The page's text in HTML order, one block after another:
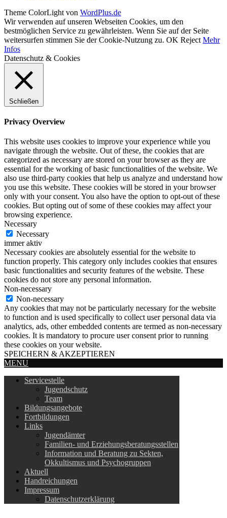
Theme ColorLight von WordPlus.de
Wir verwenden auf unseren Webseiten Cookies, um den
bestmöglichen Service zu gewährleisten. Wenn Sie auf der Seite
weitersurfen stimmen Sie der Cookie-Nutzung zu. OK Reject Mehr
Infos
Datenschutz & Cookies
Schließen
Privacy Overview
This website uses cookies to improve your experience while you
navigate through the website. Out of these, the cookies that are
categorized as necessary are stored on your browser as they are
essential for the working of basic functionalities of the website. We
also use third-party cookies that help us analyze and understand how
you use this website. These cookies will be stored in your browser
only with your consent. You also have the option to opt-out of these
cookies. But opting out of some of these cookies may affect your
browsing experience.
Necessary
Necessary
immer aktiv
Necessary cookies are absolutely essential for the website to
function properly. This category only includes cookies that ensures
basic functionalities and security features of the website. These
cookies do not store any personal information.
Non-necessary
Non-necessary
Any cookies that may not be particularly necessary for the website
to function and is used specifically to collect user personal data via
analytics, ads, other embedded contents are termed as non-necessary
cookies. It is mandatory to procure user consent prior to running
these cookies on your website.
SPEICHERN & AKZEPTIEREN
MENU
Servicestelle
Jugendschutz
Team
Bildungsangebote
Fortbildungen
Links
Jugendämter
Familien- und Erziehungsberatungsstellen
Information und Beratung zu Sekten,
Okkultismus und Psychogruppen
Aktuell
Handreichungen
Impressum
Datenschutzerklärung